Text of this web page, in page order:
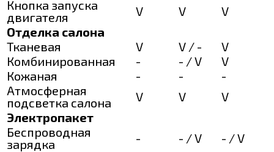
Кнопка запуска
двигателя
V V
V
Отделка салона
Тканевая
V V / -
V
Комбинированная
- - / V
V
Кожаная
- -
-
Атмосферная
подсветка салона
V V
V
Электропакет
Беспроводная
зарядка
- - / V
- / V